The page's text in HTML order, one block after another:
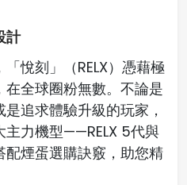
計
悅刻」（RELX）憑藉極
全球圈粉無數。不論是
追求體驗升級的玩家，
主力機型——RELX 5代與
配煙蛋選購訣竅，助您精